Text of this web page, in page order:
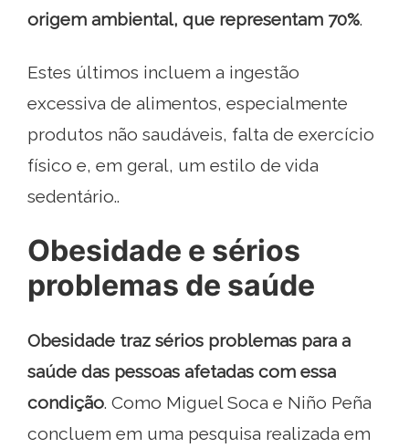
origem ambiental, que representam 70%.
Estes últimos incluem a ingestão
excessiva de alimentos, especialmente
produtos não saudáveis, falta de exercício
físico e, em geral, um estilo de vida
sedentário..
Obesidade e sérios
problemas de saúde
Obesidade traz sérios problemas para a
saúde das pessoas afetadas com essa
condição. Como Miguel Soca e Niño Peña
concluem em uma pesquisa realizada em